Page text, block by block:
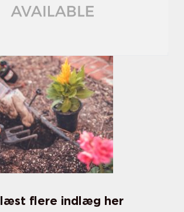
læst flere indlæg her